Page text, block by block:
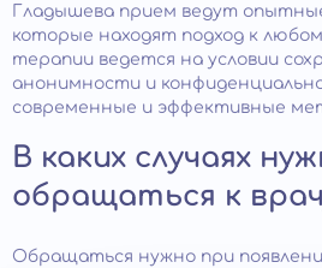
Гладышева прием ведут
которые находят подход к
терапии ведется на условии
анонимности и
современные и эффективные
В каких случаях
обращаться к
Обращаться нужно при